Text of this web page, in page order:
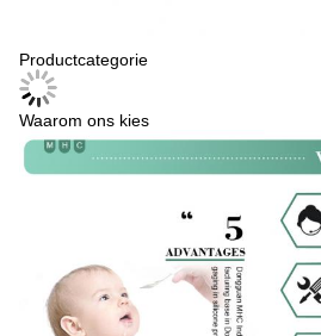
Productcategorie
Waarom ons kies